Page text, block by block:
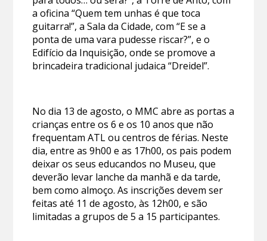
a oficina “Quem tem unhas é que toca
guitarra!”, a Sala da Cidade, com “E se a
ponta de uma vara pudesse riscar?”, e o
Edifício da Inquisição, onde se promove a
brincadeira tradicional judaica “Dreidel”.
No dia 13 de agosto, o MMC abre as portas a
crianças entre os 6 e os 10 anos que não
frequentam ATL ou centros de férias. Neste
dia, entre as 9h00 e as 17h00, os pais podem
deixar os seus educandos no Museu, que
deverão levar lanche da manhã e da tarde,
bem como almoço. As inscrições devem ser
feitas até 11 de agosto, às 12h00, e são
limitadas a grupos de 5 a 15 participantes.